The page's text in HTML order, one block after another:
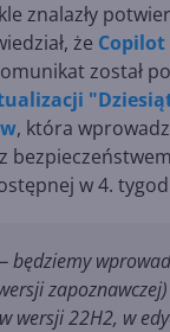
znalazły
że
został
, która
w 4.
będziemy
wersji 22H2, w